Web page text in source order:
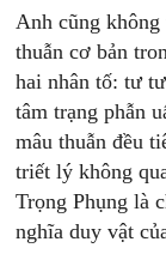
Anh cũng
thuẫn cơ bản
hai nhân tố: tư
tâm trạng phẫn
mâu thuẫn đều
triết lý không
Trọng Phụng là
nghĩa duy vật